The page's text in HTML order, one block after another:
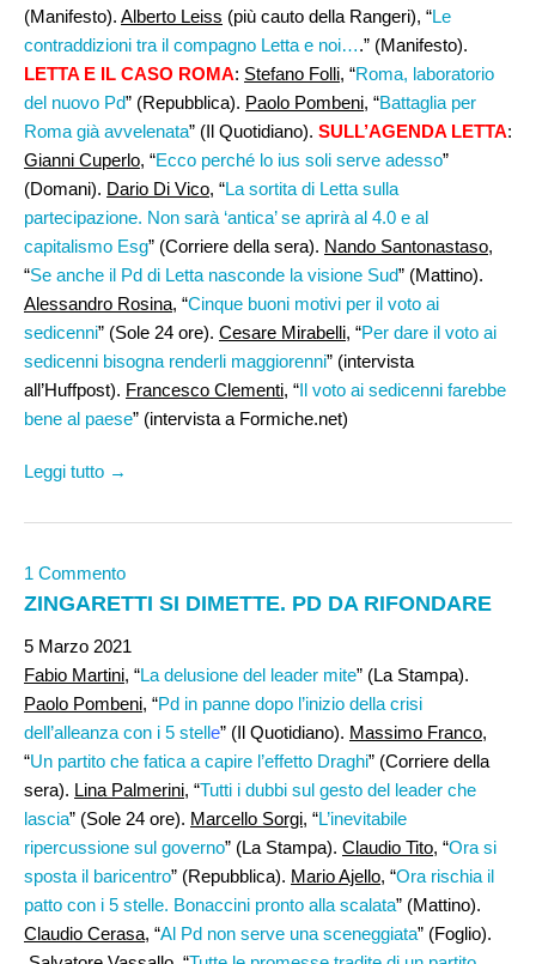
(Manifesto). Alberto Leiss (più cauto della Rangeri), “Le
contraddizioni tra il compagno Letta e noi….” (Manifesto).
LETTA E IL CASO ROMA: Stefano Folli, “Roma, laboratorio
del nuovo Pd” (Repubblica). Paolo Pombeni, “Battaglia per
Roma già avvelenata” (Il Quotidiano). SULL’AGENDA LETTA:
Gianni Cuperlo, “Ecco perché lo ius soli serve adesso”
(Domani). Dario Di Vico, “La sortita di Letta sulla
partecipazione. Non sarà ‘antica’ se aprirà al 4.0 e al
capitalismo Esg” (Corriere della sera). Nando Santonastaso,
“Se anche il Pd di Letta nasconde la visione Sud” (Mattino).
Alessandro Rosina, “Cinque buoni motivi per il voto ai
sedicenni” (Sole 24 ore). Cesare Mirabelli, “Per dare il voto ai
sedicenni bisogna renderli maggiorenni” (intervista
all’Huffpost). Francesco Clementi, “Il voto ai sedicenni farebbe
bene al paese” (intervista a Formiche.net)
Leggi tutto →
1 Commento
ZINGARETTI SI DIMETTE. PD DA RIFONDARE
5 Marzo 2021
Fabio Martini, “La delusione del leader mite” (La Stampa).
Paolo Pombeni, “Pd in panne dopo l’inizio della crisi
dell’alleanza con i 5 stelle” (Il Quotidiano). Massimo Franco,
“Un partito che fatica a capire l’effetto Draghi” (Corriere della
sera). Lina Palmerini, “Tutti i dubbi sul gesto del leader che
lascia” (Sole 24 ore). Marcello Sorgi, “L’inevitabile
ripercussione sul governo” (La Stampa). Claudio Tito, “Ora si
sposta il baricentro” (Repubblica). Mario Ajello, “Ora rischia il
patto con i 5 stelle. Bonaccini pronto alla scalata” (Mattino).
Claudio Cerasa, “Al Pd non serve una sceneggiata” (Foglio).